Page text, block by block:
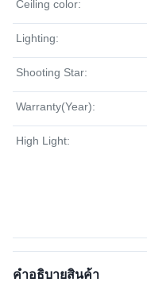
Ceiling color:
Lighting:
Shooting Star:
Warranty(Year):
High Light:
คําอธิบายสินค้า